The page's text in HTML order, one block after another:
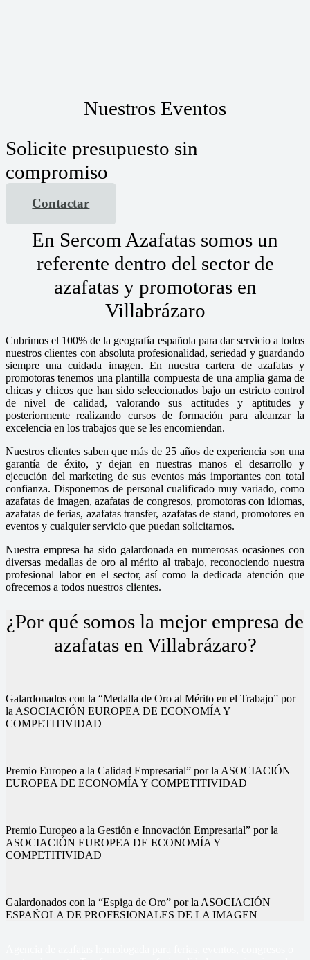
Nuestros Eventos
Solicite presupuesto sin
compromiso
Contactar
En Sercom Azafatas somos un
referente dentro del sector de
azafatas y promotoras en
Villabrázaro
Cubrimos el 100% de la geografía española para dar servicio a todos
nuestros clientes con absoluta profesionalidad, seriedad y guardando
siempre una cuidada imagen. En nuestra cartera de azafatas y
promotoras tenemos una plantilla compuesta de una amplia gama de
chicas y chicos que han sido seleccionados bajo un estricto control
de nivel de calidad, valorando sus actitudes y aptitudes y
posteriormente realizando cursos de formación para alcanzar la
excelencia en los trabajos que se les encomiendan.
Nuestros clientes saben que más de 25 años de experiencia son una
garantía de éxito, y dejan en nuestras manos el desarrollo y
ejecución del marketing de sus eventos más importantes con total
confianza. Disponemos de personal cualificado muy variado, como
azafatas de imagen, azafatas de congresos, promotoras con idiomas,
azafatas de ferias, azafatas transfer, azafatas de stand, promotores en
eventos y cualquier servicio que puedan solicitarnos.
Nuestra empresa ha sido galardonada en numerosas ocasiones con
diversas medallas de oro al mérito al trabajo, reconociendo nuestra
profesional labor en el sector, así como la dedicada atención que
ofrecemos a todos nuestros clientes.
¿Por qué somos la mejor empresa de
azafatas en Villabrázaro?
Galardonados con la “Medalla de Oro al Mérito en el Trabajo” por
la ASOCIACIÓN EUROPEA DE ECONOMÍA Y
COMPETITIVIDAD
Premio Europeo a la Calidad Empresarial” por la ASOCIACIÓN
EUROPEA DE ECONOMÍA Y COMPETITIVIDAD
Premio Europeo a la Gestión e Innovación Empresarial” por la
ASOCIACIÓN EUROPEA DE ECONOMÍA Y
COMPETITIVIDAD
Galardonados con la “Espiga de Oro” por la ASOCIACIÓN
ESPAÑOLA DE PROFESIONALES DE LA IMAGEN